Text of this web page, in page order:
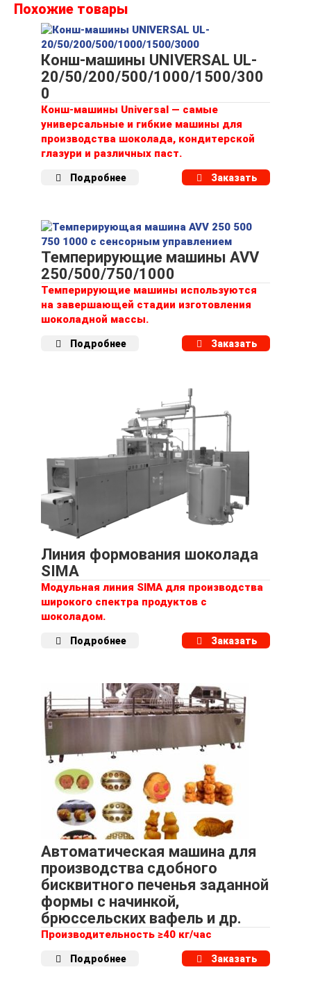
Похожие товары
Конш-машины UNIVERSAL UL-
20/50/200/500/1000/1500/300
0
Конш-машины Universal — самые
универсальные и гибкие машины для
производства шоколада, кондитерской
глазури и различных паст.
Подробнее Заказать
Темперирующие машины AVV
250/500/750/1000
Темперирующие машины используются
на завершающей стадии изготовления
шоколадной массы.
Подробнее Заказать
Линия формования шоколада
SIMA
Модульная линия SIMA для производства
широкого спектра продуктов с
шоколадом.
Подробнее Заказать
Автоматическая машина для
производства сдобного
бисквитного печенья заданной
формы с начинкой,
брюссельских вафель и др.
Производительность ≥40 кг/час
Подробнее Заказать